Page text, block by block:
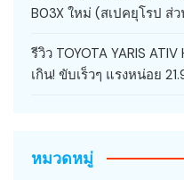
B03X ใหม่ (สเปคยุโรป ส่
รีวิว TOYOTA YARIS
เกิน! ขับเร็วๆ แรงหน่อย
หมวดหมู่